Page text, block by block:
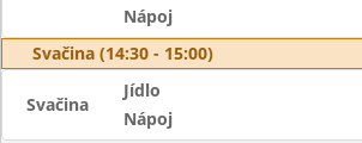
Nápoj
Svačina (14:30 - 15:00)
Svačina
Jídlo
Nápoj